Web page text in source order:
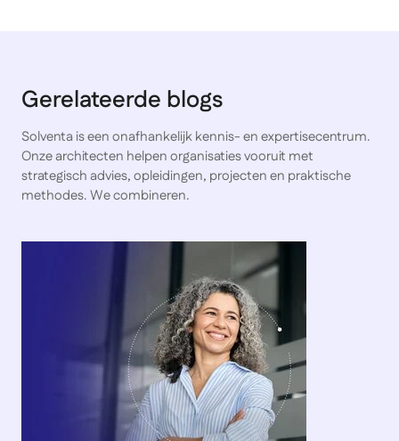
Gerelateerde blogs
Solventa is een onafhankelijk kennis- en expertisecentrum.
Onze architecten helpen organisaties vooruit met
strategisch advies, opleidingen, projecten en praktische
methodes. We combineren.